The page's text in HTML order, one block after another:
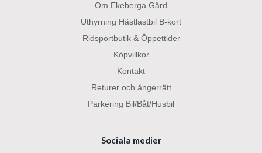
Om Ekeberga Gård
Uthyrning Hästlastbil B-kort
Ridsportbutik & Öppettider
Köpvillkor
Kontakt
Returer och ångerrätt
Parkering Bil/Båt/Husbil
Sociala medier